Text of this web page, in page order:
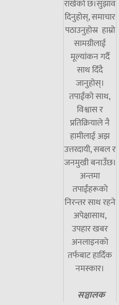
राखेको छ।सुझाव
दिनुहोस्, समाचार
पठाउनुहोस्र हाम्रो
सामग्रीलाई
मूल्यांकन गर्दै
साथ दिँदै
जानुहोस्।
तपाईंको साथ,
विश्वास र
प्रतिक्रियाले नै
हामीलाई अझ
उत्तरदायी, सबल र
जनमुखी बनाउँछ।
अन्तमा
तपाईंहरूको
निरन्तर साथ रहने
अपेक्षासाथ,
उपहार खबर
अनलाइनको
तर्फबाट हार्दिक
नमस्कार।
सञ्चालक